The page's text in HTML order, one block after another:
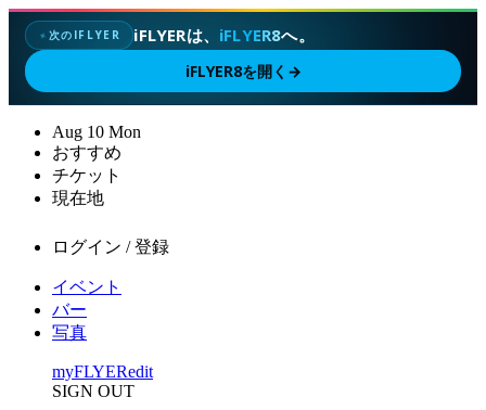
✦次のIFLYER iFLYERは、 iFLYER8へ。
iFLYER8を開く →
Aug 10 Mon
おすすめ
チケット
現在地
ログイン / 登録
イベント
バー
写真
myFLYERedit
SIGN OUT